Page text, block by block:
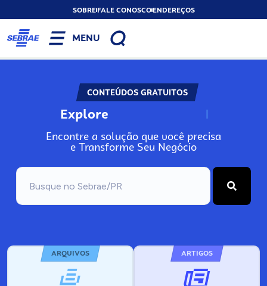
SOBREFALE CONOSCOENDEREÇOS
MENU
CONTEÚDOS GRATUITOS
Explore N
Encontre a solução que você precisa
e Transforme Seu Negócio
ARQUIVOS ARTIGOS